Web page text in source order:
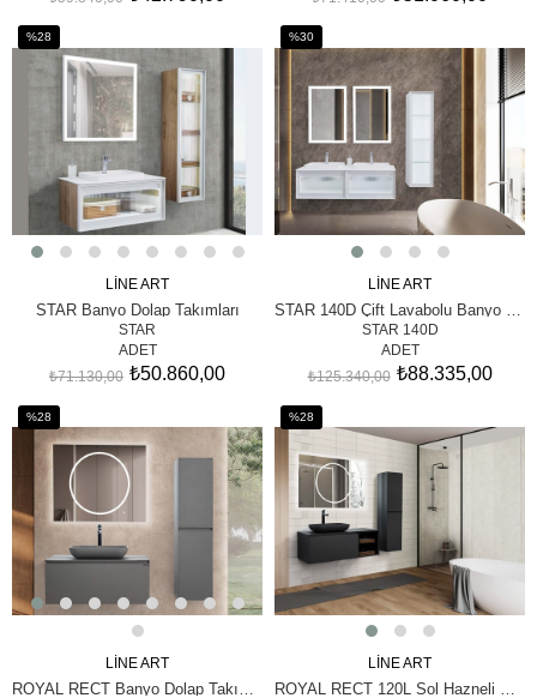
SEPETE EKLE
%28
%28İndirim
LİNE ART
STAR Banyo Dolap Takımları
STAR
ADET
₺50.860,00
₺71.130,00
SEPETE EKLE
%30
İndirim
%30İndirim
LİNE ART
STAR 140D
ADET
₺88.335,00
₺125.340,00
SEPETE EKLE
%28
İndirim
%28İndirim
LİNE ART
ROYAL RECT Banyo Dolap Takımları
SEPETE EKLE
%28
İndirim
%28İndirim
LİNE ART
ROYAL RECT 120L Sol Hazneli Banyo Dolabı Takımı